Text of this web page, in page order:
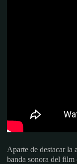
Aparte de destacar la
banda sonora del